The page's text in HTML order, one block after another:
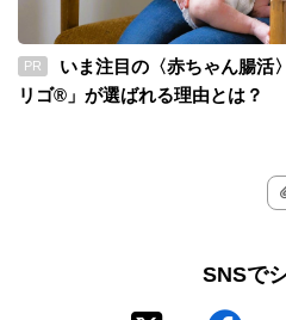
PR
いま注目の〈赤ちゃん腸活
リゴ®」が選ばれる理由とは？
SNSで